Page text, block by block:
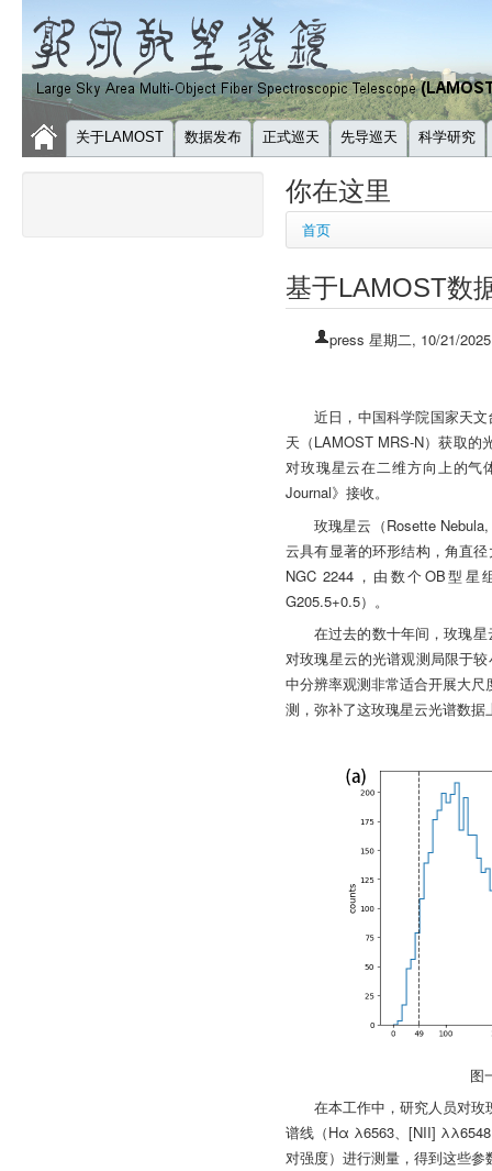
关于LAMOST 数据发布 正式巡天 先导巡天 科学研究
你在这里
首页
基于LAMOST数
press 星期二, 10/21/
近日，中国科学院国家天
天（LAMOST MRS-N）获取的
对玫瑰星云在二维方向上的气
Journal》接收。
玫瑰星云（Rosette
云具有显著的环形结构，角直
NGC 2244，由数个OB型
G205.5+0.5）。
在过去的数十年间，玫瑰
对玫瑰星云的光谱观测局限于
中分辨率观测非常适合开展大
测，弥补了这玫瑰星云光谱数据
图
在本工作中，研究人员对
谱线（Hα λ6563、[NII]
对强度）进行测量，得到这些